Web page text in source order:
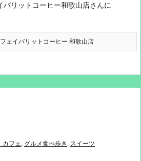
バリットコーヒー和歌山店さんに
フェイバリットコーヒー 和歌山店
カフェ, グルメ食べ歩き , スイーツ